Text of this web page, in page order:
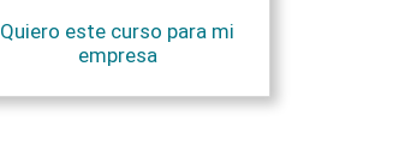
Quiero este curso para mi
empresa